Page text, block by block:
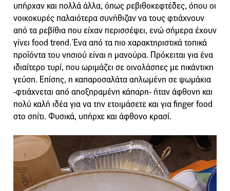
υπήρχαν και πολλά άλλα, όπως ρεβιθοκεφτέδες, όπου οι
νοικοκυρές παλαιότερα συνήθιζαν να τους φτιάχνουν
από τα ρεβίθια που είχαν περισσέψει, ενώ σήμερα έχουν
γίνει food trend. Ένα από τα πιο χαρακτηριστικά τοπικά
προϊόντα του νησιού είναι η μανούρα. Πρόκειται για ένα
ιδιαίτερο τυρί, που ωριμάζει σε οινολάσπες με πικάντικη
γεύση. Επίσης, η καπαροσαλάτα απλωμένη σε ψωμάκια
-φτιάχνεται από αποξηραμένη κάπαρη- ήταν άφθονη και
πολύ καλή ιδέα για να την ετοιμάσετε και για finger food
στο σπίτι. Φυσικά, υπήρχε και άφθονο κρασί.